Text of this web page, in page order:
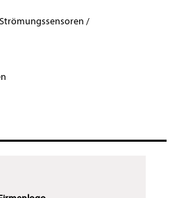
Strömungssensoren /